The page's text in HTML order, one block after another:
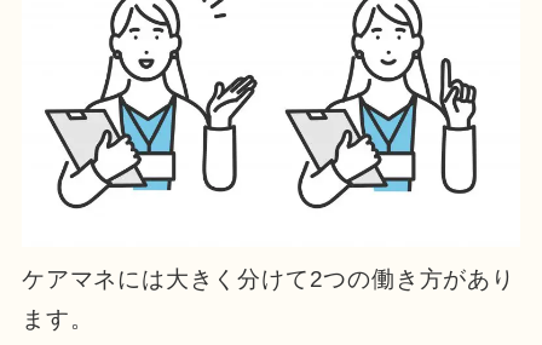
ケアマネには大きく分けて2つの働き方があり
ます。